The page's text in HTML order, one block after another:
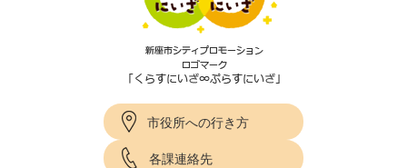
市役所への行き方
各課連絡先